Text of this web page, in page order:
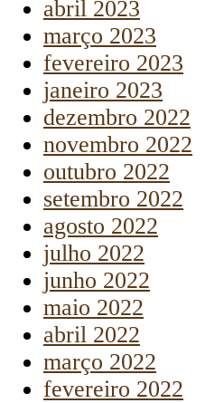
abril 2023
março 2023
fevereiro 2023
janeiro 2023
dezembro 2022
novembro 2022
outubro 2022
setembro 2022
agosto 2022
julho 2022
junho 2022
maio 2022
abril 2022
março 2022
fevereiro 2022